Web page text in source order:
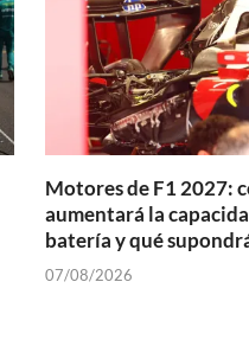
Motores de F1 2027:
aumentará la
batería y qué
07/08/2026